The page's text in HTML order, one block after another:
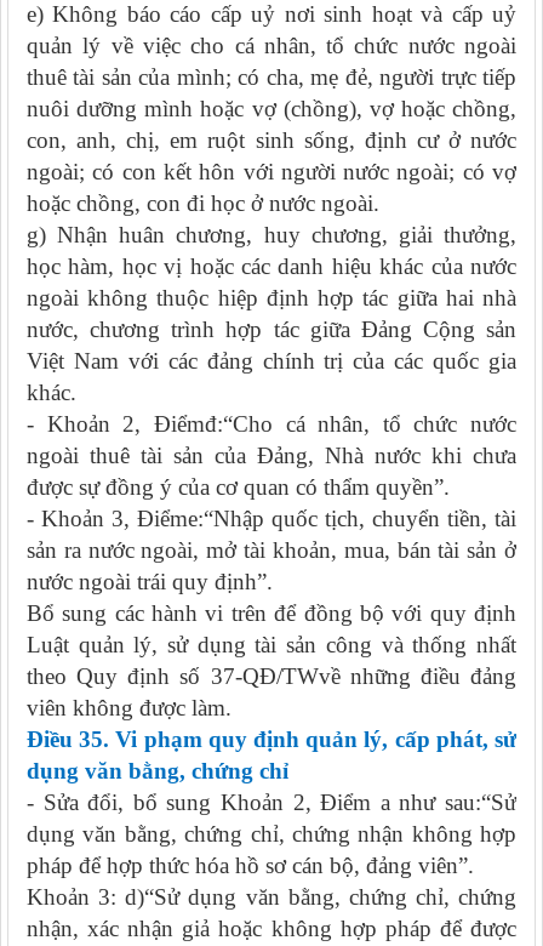
e) Không báo cáo cấp uỷ nơi sinh hoạt và cấp uỷ
quản lý về việc cho cá nhân, tổ chức nước ngoài
thuê tài sản của mình; có cha, mẹ đẻ, người trực tiếp
nuôi dưỡng mình hoặc vợ (chồng), vợ hoặc chồng,
con, anh, chị, em ruột sinh sống, định cư ở nước
ngoài; có con kết hôn với người nước ngoài; có vợ
hoặc chồng, con đi học ở nước ngoài.
g) Nhận huân chương, huy chương, giải thưởng,
học hàm, học vị hoặc các danh hiệu khác của nước
ngoài không thuộc hiệp định hợp tác giữa hai nhà
nước, chương trình hợp tác giữa Đảng Cộng sản
Việt Nam với các đảng chính trị của các quốc gia
khác.
- Khoản 2, Điểmđ:“Cho cá nhân, tổ chức nước
ngoài thuê tài sản của Đảng, Nhà nước khi chưa
được sự đồng ý của cơ quan có thẩm quyền”.
- Khoản 3, Điểme:“Nhập quốc tịch, chuyển tiền, tài
sản ra nước ngoài, mở tài khoản, mua, bán tài sản ở
nước ngoài trái quy định”.
Bổ sung các hành vi trên để đồng bộ với quy định
Luật quản lý, sử dụng tài sản công và thống nhất
theo Quy định số 37-QĐ/TWvề những điều đảng
viên không được làm.
Điều 35. Vi phạm quy định quản lý, cấp phát, sử
dụng văn bằng, chứng chỉ
- Sửa đổi, bổ sung Khoản 2, Điểm a như sau:“Sử
dụng văn bằng, chứng chỉ, chứng nhận không hợp
pháp để hợp thức hóa hồ sơ cán bộ, đảng viên”.
Khoản 3: d)“Sử dụng văn bằng, chứng chỉ, chứng
nhận, xác nhận giả hoặc không hợp pháp để được